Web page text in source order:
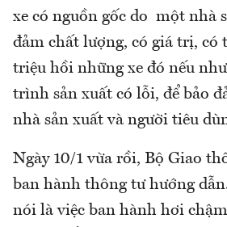
xe có nguồn gốc do một nhà
đảm chất lượng, có giá trị, có
triệu hồi những xe đó nếu
trình sản xuất có lỗi, để bảo
nhà sản xuất và người tiêu
Ngày 10/1 vừa rồi, Bộ Giao
ban hành thông tư hướng
nói là việc ban hành hơi